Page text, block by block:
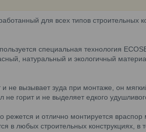
для всех типов строительных
специальная технология
натуральный и экологичный
не вызывает зуда при монтаже, он
не горит и не выделяет едкого
и отлично монтируется враспор
в любых строительных конструкциях, в